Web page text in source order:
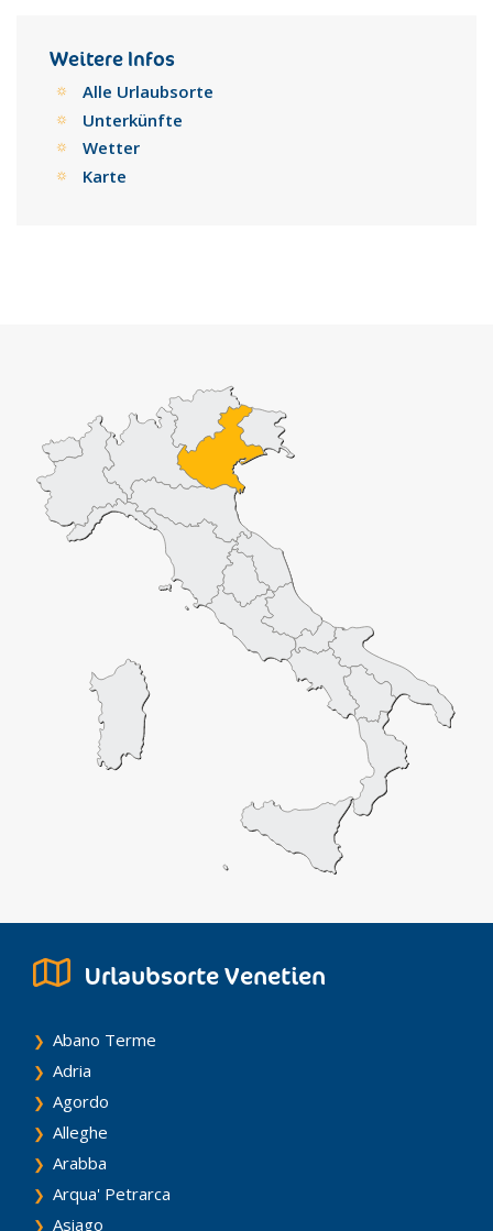
Weitere Infos
Alle Urlaubsorte
Unterkünfte
Wetter
Karte
Urlaubsorte Venetien
Abano Terme
Adria
Agordo
Alleghe
Arabba
Arqua' Petrarca
Asiago